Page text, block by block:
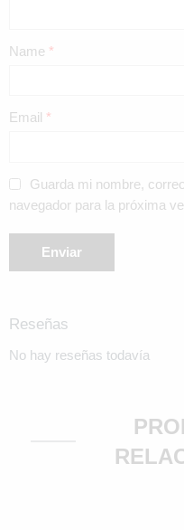
Name *
Email *
Guarda mi nombre,
navegador para la próxima
Reseñas
No hay reseñas todavía